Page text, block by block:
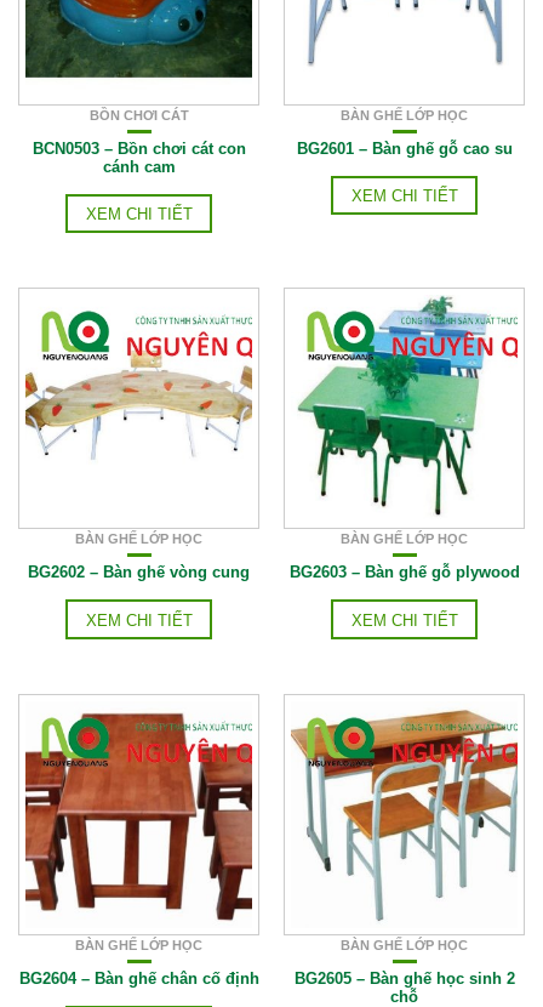
BỒN CHƠI CÁT
BCN0503 – Bồn chơi cát con
cánh cam
XEM CHI TIẾT
BÀN GHẾ LỚP HỌC
BG2601 – Bàn ghế gỗ cao su
XEM CHI TIẾT
BÀN GHẾ LỚP HỌC
BG2602 – Bàn ghế vòng cung
XEM CHI TIẾT
BÀN GHẾ LỚP HỌC
BG2603 – Bàn ghế gỗ plywood
XEM CHI TIẾT
BÀN GHẾ LỚP HỌC
BG2604 – Bàn ghế chân cố định
BÀN GHẾ LỚP HỌC
BG2605 – Bàn ghế học sinh 2
chỗ